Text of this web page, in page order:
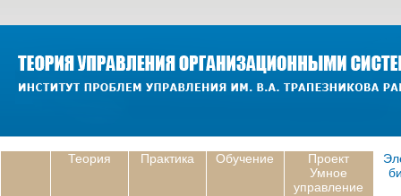
Теория Практика Обучение
Проект
Умное
управление